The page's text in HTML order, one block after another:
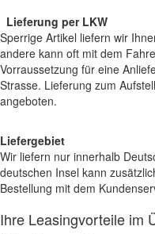
Lieferung per LKW
Sperrige Artikel liefern wir
andere kann oft mit dem
Vorraussetzung für eine
Strasse. Lieferung zum
angeboten.
Liefergebiet
Wir liefern nur innerhalb
deutschen Insel kann
Bestellung mit dem
Ihre Leasingvorteile im